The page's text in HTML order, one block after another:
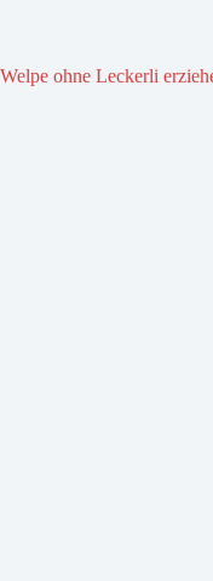
Welpe ohne Leckerli